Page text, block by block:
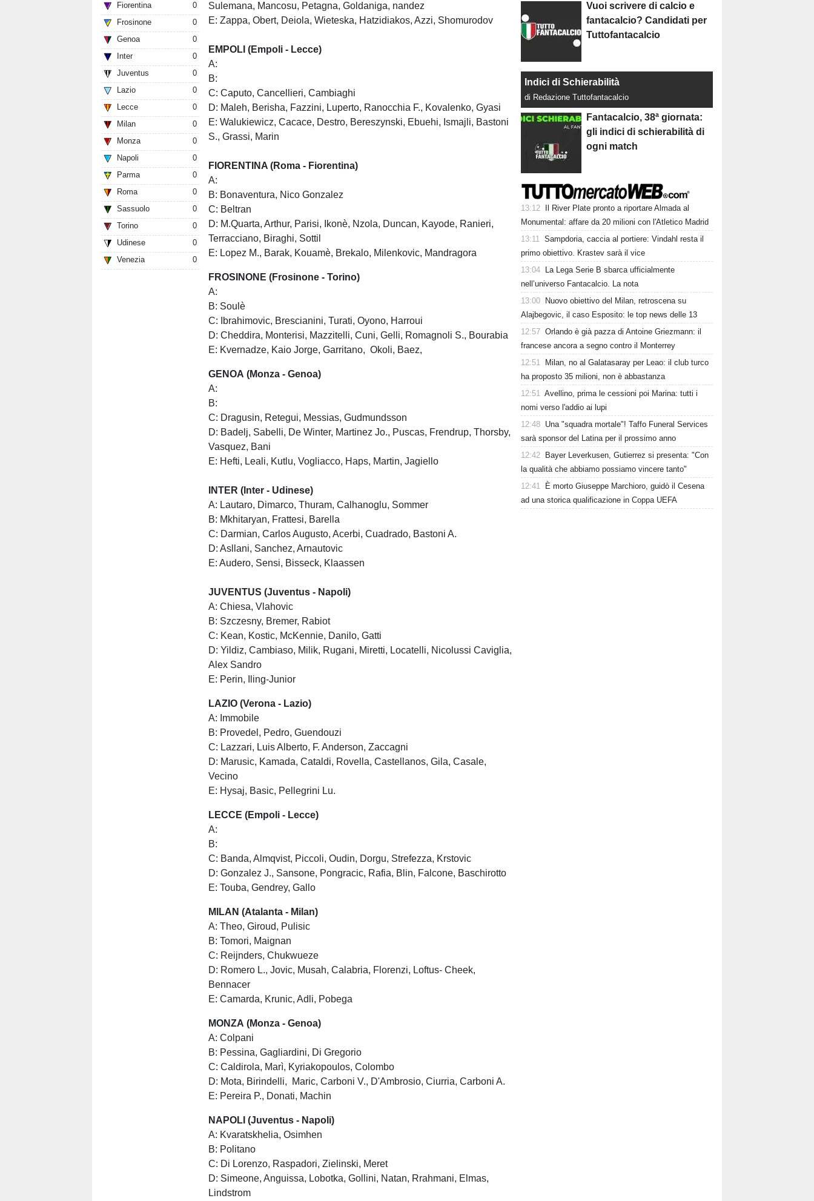
Fiorentina
0
Frosinone
0
Genoa
0
Inter
0
Juventus
0
Lazio
0
Lecce
0
Milan
0
Monza
0
Napoli
0
Parma
0
Roma
0
Sassuolo
0
Torino
0
Udinese
0
Venezia
0
Sulemana, Mancosu, Petagna, Goldaniga, nandez
E: Zappa, Obert, Deiola, Wieteska, Hatzidiakos, Azzi, Shomurodov
EMPOLI (Empoli - Lecce)
A:
B:
C: Caputo, Cancellieri, Cambiaghi
D: Maleh, Berisha, Fazzini, Luperto, Ranocchia F., Kovalenko, Gyasi
E: Walukiewicz, Cacace, Destro, Bereszynski, Ebuehi, Ismajli, Bastoni
S., Grassi, Marin
FIORENTINA (Roma - Fiorentina)
A:
B: Bonaventura, Nico Gonzalez
C: Beltran
D: M.Quarta, Arthur, Parisi, Ikonè, Nzola, Duncan, Kayode, Ranieri,
Terracciano, Biraghi, Sottil
E: Lopez M., Barak, Kouamè, Brekalo, Milenkovic, Mandragora
FROSINONE (Frosinone - Torino)
A:
B: Soulè
C: Ibrahimovic, Brescianini, Turati, Oyono, Harroui
D: Cheddira, Monterisi, Mazzitelli, Cuni, Gelli, Romagnoli S., Bourabia
E: Kvernadze, Kaio Jorge, Garritano, Okoli, Baez,
GENOA (Monza - Genoa)
A:
B:
C: Dragusin, Retegui, Messias, Gudmundsson
D: Badelj, Sabelli, De Winter, Martinez Jo., Puscas, Frendrup, Thorsby,
Vasquez, Bani
E: Hefti, Leali, Kutlu, Vogliacco, Haps, Martin, Jagiello
INTER (Inter - Udinese)
A: Lautaro, Dimarco, Thuram, Calhanoglu, Sommer
B: Mkhitaryan, Frattesi, Barella
C: Darmian, Carlos Augusto, Acerbi, Cuadrado, Bastoni A.
D: Asllani, Sanchez, Arnautovic
E: Audero, Sensi, Bisseck, Klaassen
JUVENTUS (Juventus - Napoli)
A: Chiesa, Vlahovic
B: Szczesny, Bremer, Rabiot
C: Kean, Kostic, McKennie, Danilo, Gatti
D: Yildiz, Cambiaso, Milik, Rugani, Miretti, Locatelli, Nicolussi Caviglia,
Alex Sandro
E: Perin, Iling-Junior
LAZIO (Verona - Lazio)
A: Immobile
B: Provedel, Pedro, Guendouzi
C: Lazzari, Luis Alberto, F. Anderson, Zaccagni
D: Marusic, Kamada, Cataldi, Rovella, Castellanos, Gila, Casale,
Vecino
E: Hysaj, Basic, Pellegrini Lu.
LECCE (Empoli - Lecce)
A:
B:
C: Banda, Almqvist, Piccoli, Oudin, Dorgu, Strefezza, Krstovic
D: Gonzalez J., Sansone, Pongracic, Rafia, Blin, Falcone, Baschirotto
E: Touba, Gendrey, Gallo
MILAN (Atalanta - Milan)
A: Theo, Giroud, Pulisic
B: Tomori, Maignan
C: Reijnders, Chukwueze
D: Romero L., Jovic, Musah, Calabria, Florenzi, Loftus- Cheek,
Bennacer
E: Camarda, Krunic, Adli, Pobega
MONZA (Monza - Genoa)
A: Colpani
B: Pessina, Gagliardini, Di Gregorio
C: Caldirola, Marì, Kyriakopoulos, Colombo
D: Mota, Birindelli, Maric, Carboni V., D'Ambrosio, Ciurria, Carboni A.
E: Pereira P., Donati, Machin
NAPOLI (Juventus - Napoli)
A: Kvaratskhelia, Osimhen
B: Politano
C: Di Lorenzo, Raspadori, Zielinski, Meret
D: Simeone, Anguissa, Lobotka, Gollini, Natan, Rrahmani, Elmas,
Lindstrom
Vuoi scrivere di calcio e
fantacalcio? Candidati per
Tuttofantacalcio
Indici di Schierabilità
di Redazione Tuttofantacalcio
Fantacalcio, 38ª giornata:
gli indici di schierabilità di
ogni match
13:12
Il River Plate pronto a riportare Almada al
Monumental: affare da 20 milioni con l'Atletico Madrid
13:11 Sampdoria, caccia al portiere: Vindahl resta il
primo obiettivo. Krastev sarà il vice
13:04
La Lega Serie B sbarca ufficialmente
nell’universo Fantacalcio. La nota
13:00
Nuovo obiettivo del Milan, retroscena su
Alajbegovic, il caso Esposito: le top news delle 13
12:57 Orlando è già pazza di Antoine Griezmann: il
francese ancora a segno contro il Monterrey
12:51
Milan, no al Galatasaray per Leao: il club turco
ha proposto 35 milioni, non è abbastanza
12:51 Avellino, prima le cessioni poi Marina: tutti i
nomi verso l'addio ai lupi
12:48 Una "squadra mortale"! Taffo Funeral Services
sarà sponsor del Latina per il prossimo anno
12:42
Bayer Leverkusen, Gutierrez si presenta: "Con
la qualità che abbiamo possiamo vincere tanto"
12:41
È morto Giuseppe Marchioro, guidò il Cesena
ad una storica qualificazione in Coppa UEFA